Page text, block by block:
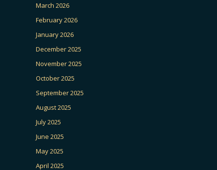
March 2026
February 2026
January 2026
December 2025
November 2025
October 2025
September 2025
August 2025
July 2025
June 2025
May 2025
April 2025